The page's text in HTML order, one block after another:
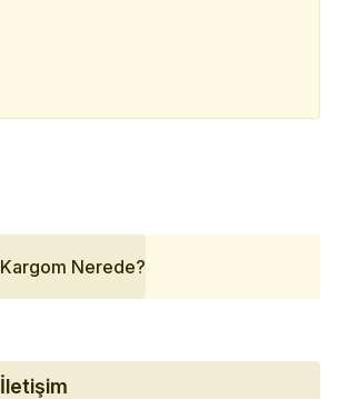
Kargom Nerede?
İletişim